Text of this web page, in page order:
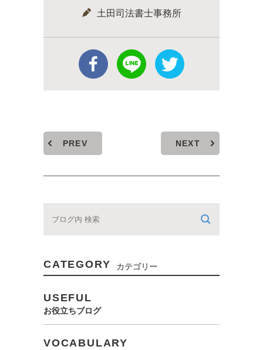
土田司法書士事務所
PREV NEXT
CATEGORY カテゴリー
USEFUL
お役立ちブログ
VOCABULARY